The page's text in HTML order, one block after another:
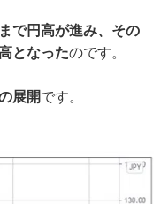
で円高が進み、その
となったのです。
展開です。